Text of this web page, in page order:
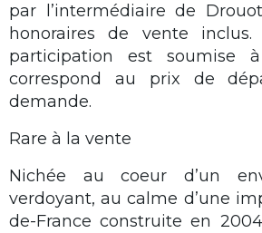
par l’intermédiaire de
honoraires de vente
participation est soumise
correspond au prix de
demande.
Rare à la vente
Nichée au coeur d’un
verdoyant, au calme d’une
de-France construite en